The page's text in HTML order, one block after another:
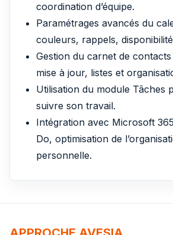
coordination d’équipe.
Paramétrages avancés du
couleurs, rappels,
Gestion du carnet de
mise à jour, listes et
Utilisation du module Tâches
suivre son travail.
Intégration avec Microsoft
Do, optimisation de
personnelle.